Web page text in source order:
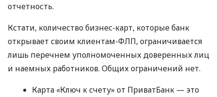
отчетность.
Кстати, количество бизнес-карт, которые банк
открывает своим клиентам-ФЛП, ограничивается
лишь перечнем уполномоченных доверенных лиц
и наемных работников. Общих ограничений нет.
Карта «Ключ к счету» от ПриватБанк — это